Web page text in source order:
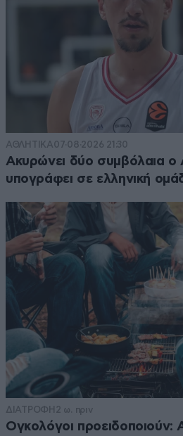
ΑΘΛΗΤΙΚΑ07·08·2026 21:30
Ακυρώνει δύο συμβόλαια ο
υπογράφει σε ελληνική
ΔΙΑΤΡΟΦΗ 2 ω. πριν
Ογκολόγοι προειδοποιούν: